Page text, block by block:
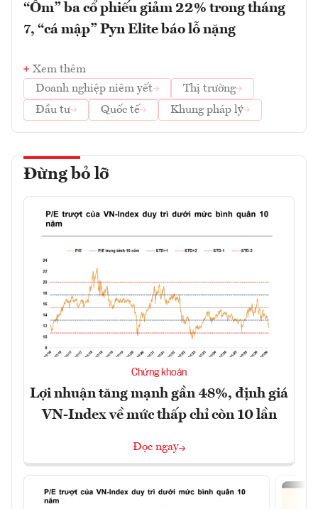
“Ôm” ba cổ phiếu giảm 22% trong tháng
7, “cá mập” Pyn Elite báo lỗ nặng
Xem thêm
Doanh nghiệp niêm yết
Thị trường
Đầu tư
Quốc tế Khung pháp lý
Đừng bỏ lỡ
Chứng khoán
Lợi nhuận tăng mạnh gần 48%, định giá
VN-Index về mức thấp chỉ còn 10 lần
Đọc ngay